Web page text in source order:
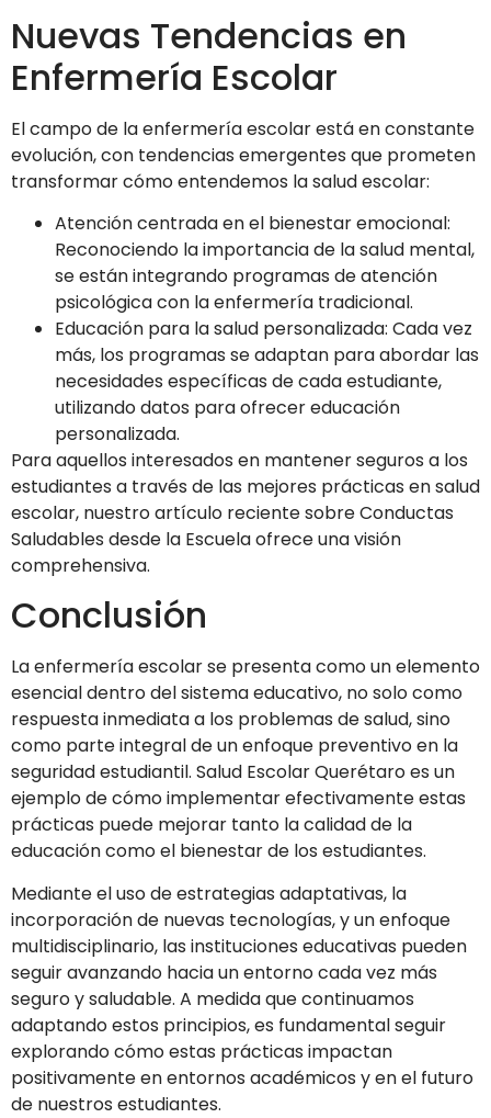
Nuevas Tendencias en
Enfermería Escolar
El campo de la enfermería escolar está en constante
evolución, con tendencias emergentes que prometen
transformar cómo entendemos la salud escolar:
Atención centrada en el bienestar emocional:
Reconociendo la importancia de la salud mental,
se están integrando programas de atención
psicológica con la enfermería tradicional.
Educación para la salud personalizada: Cada vez
más, los programas se adaptan para abordar las
necesidades específicas de cada estudiante,
utilizando datos para ofrecer educación
personalizada.
Para aquellos interesados en mantener seguros a los
estudiantes a través de las mejores prácticas en salud
escolar, nuestro artículo reciente sobre Conductas
Saludables desde la Escuela ofrece una visión
comprehensiva.
Conclusión
La enfermería escolar se presenta como un elemento
esencial dentro del sistema educativo, no solo como
respuesta inmediata a los problemas de salud, sino
como parte integral de un enfoque preventivo en la
seguridad estudiantil. Salud Escolar Querétaro es un
ejemplo de cómo implementar efectivamente estas
prácticas puede mejorar tanto la calidad de la
educación como el bienestar de los estudiantes.
Mediante el uso de estrategias adaptativas, la
incorporación de nuevas tecnologías, y un enfoque
multidisciplinario, las instituciones educativas pueden
seguir avanzando hacia un entorno cada vez más
seguro y saludable. A medida que continuamos
adaptando estos principios, es fundamental seguir
explorando cómo estas prácticas impactan
positivamente en entornos académicos y en el futuro
de nuestros estudiantes.